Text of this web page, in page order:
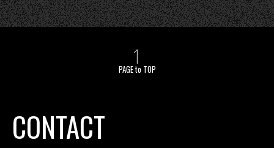
PAGE to TOP
CONTACT